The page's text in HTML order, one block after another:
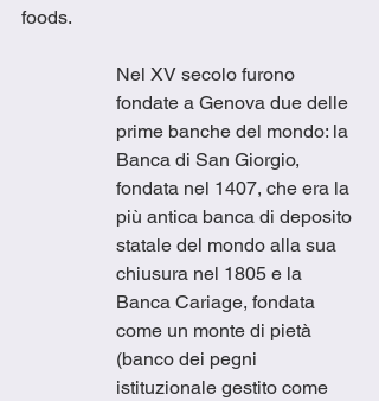
foods.
Nel XV secolo furono
fondate a Genova due delle
prime banche del mondo: la
Banca di San Giorgio,
fondata nel 1407, che era la
più antica banca di deposito
statale del mondo alla sua
chiusura nel 1805 e la
Banca Cariage, fondata
come un monte di pietà
(banco dei pegni
istituzionale gestito come